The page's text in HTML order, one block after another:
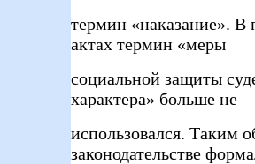
термин «наказание». В
актах термин «меры
социальной защиты
характера» больше не
использовался. Таким
законодательстве